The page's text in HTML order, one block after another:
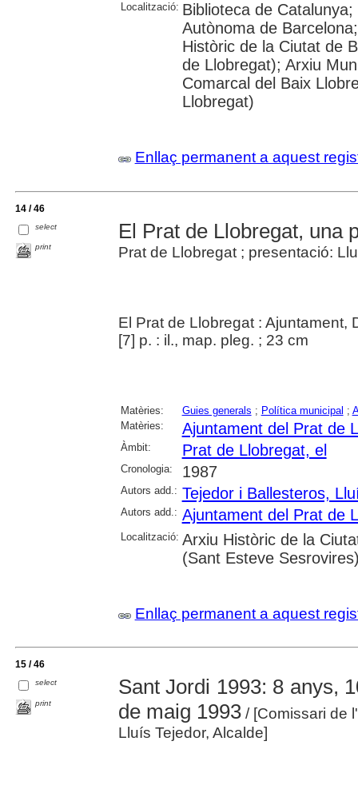
Localització: Biblioteca de
Autònoma de
Històric de la Ciutat de
de Llobregat); Arxiu
Comarcal del Baix
Llobregat)
Enllaç permanent a aquest
14 / 46
select
print
El Prat de Llobregat, una
Prat de Llobregat ; presentació:
El Prat de Llobregat : Ajuntament,
[7] p. : il., map. pleg. ; 23 cm
Matèries: Guies generals ; Política municipal ;
Matèries:
Ajuntament del Prat de
Àmbit: Prat de Llobregat, el
Cronologia: 1987
Autors add.: Tejedor i Ballesteros,
Autors add.: Ajuntament del Prat de
Localització: Arxiu Històric de la
(Sant Esteve
Enllaç permanent a aquest
15 / 46
select
print
Sant Jordi 1993: 8 anys,
de maig 1993/ [Comissari de
Lluís Tejedor, Alcalde]